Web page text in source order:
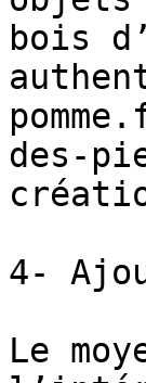
bois
des-
4-
Le